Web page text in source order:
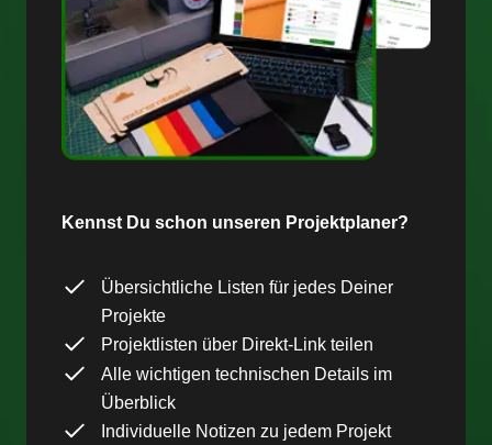
Kennst Du schon unseren Projektplaner?
Übersichtliche Listen für jedes Deiner
Projekte
Projektlisten über Direkt-Link teilen
Alle wichtigen technischen Details im
Überblick
Individuelle Notizen zu jedem Projekt